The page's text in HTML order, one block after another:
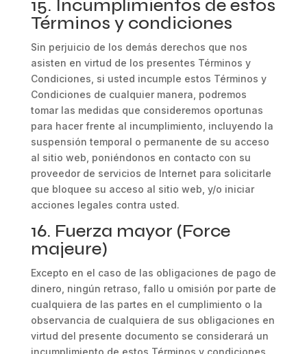
15. Incumplimientos de estos
Términos y condiciones
Sin perjuicio de los demás derechos que nos
asisten en virtud de los presentes Términos y
Condiciones, si usted incumple estos Términos y
Condiciones de cualquier manera, podremos
tomar las medidas que consideremos oportunas
para hacer frente al incumplimiento, incluyendo la
suspensión temporal o permanente de su acceso
al sitio web, poniéndonos en contacto con su
proveedor de servicios de Internet para solicitarle
que bloquee su acceso al sitio web, y/o iniciar
acciones legales contra usted.
16. Fuerza mayor (Force
majeure)
Excepto en el caso de las obligaciones de pago de
dinero, ningún retraso, fallo u omisión por parte de
cualquiera de las partes en el cumplimiento o la
observancia de cualquiera de sus obligaciones en
virtud del presente documento se considerará un
incumplimiento de estos Términos y condiciones